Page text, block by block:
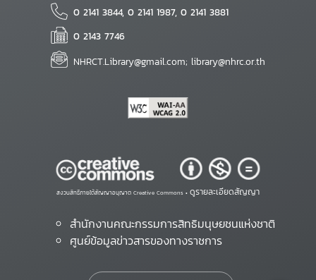
0 2141 3844, 0 2141 1987, 0 2141 3881
0 2143 7746
NHRCT.Library@gmail.com; library@nhrc.or.th
สงวนสิทธิ์ภายใต้สัญญาอนุญาต Creative Commons • ดูรายละเอียดสัญญา
สำนักงานคณะกรรมการสิทธิมนุษยชนแห่งชาติ
ศูนย์ข้อมูลข่าวสารของทางราชการ